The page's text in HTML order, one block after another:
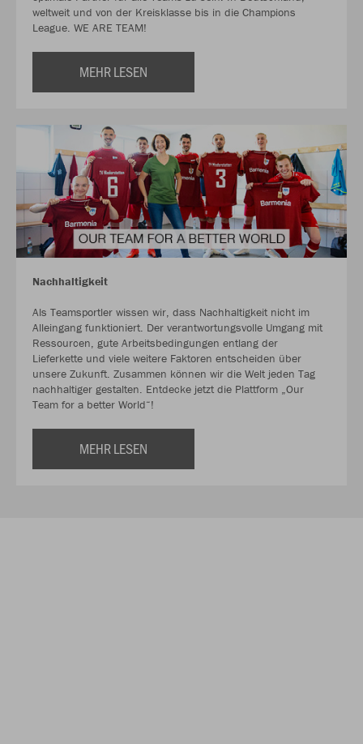
weltweit und von der Kreisklasse bis in die Champions
League. WE ARE TEAM!
MEHR LESEN
Nachhaltigkeit
Als Teamsportler wissen wir, dass Nachhaltigkeit nicht im
Alleingang funktioniert. Der verantwortungsvolle Umgang mit
Ressourcen, gute Arbeitsbedingungen entlang der
Lieferkette und viele weitere Faktoren entscheiden über
unsere Zukunft. Zusammen können wir die Welt jeden Tag
nachhaltiger gestalten. Entdecke jetzt die Plattform „Our
Team for a better World“!
MEHR LESEN